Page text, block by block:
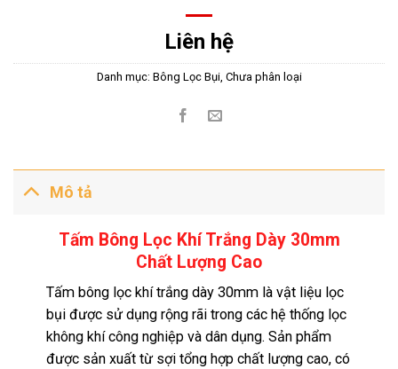
Liên hệ
Danh mục: Bông Lọc Bụi, Chưa phân loại
Mô tả
Tấm Bông Lọc Khí Trắng Dày 30mm
Chất Lượng Cao
Tấm bông lọc khí trắng dày 30mm là vật liệu lọc
bụi được sử dụng rộng rãi trong các hệ thống lọc
không khí công nghiệp và dân dụng. Sản phẩm
được sản xuất từ sợi tổng hợp chất lượng cao, có